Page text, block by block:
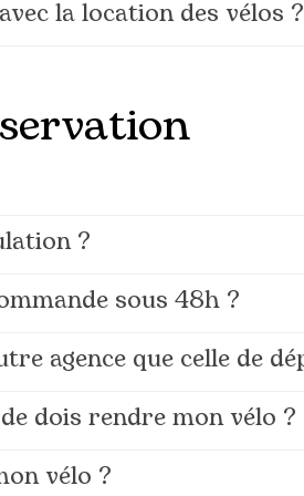
la location des vélos ?
?
sous 48h ?
agence que celle de
dois rendre mon vélo ?
vélo ?